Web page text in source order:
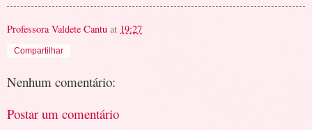
Professora Valdete Cantu at 19:27
Compartilhar
Nenhum comentário:
Postar um comentário